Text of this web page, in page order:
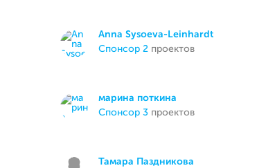
Anna Sysoeva-Leinhardt
спонсор 2 проектов
марина поткина
спонсор 3 проектов
Тамара Паздникова